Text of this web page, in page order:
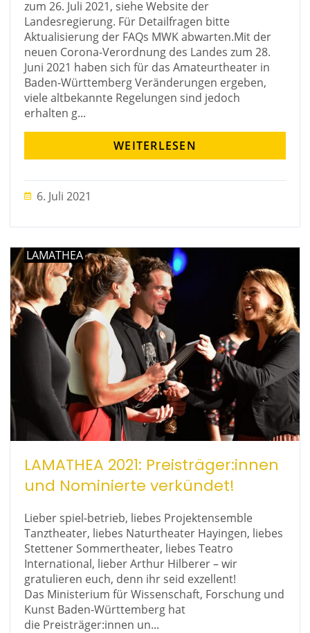
zum 26. Juli 2021, siehe Website der
Landesregierung. Für Detailfragen bitte
Aktualisierung der FAQs MWK abwarten.Mit der
neuen Corona-Verordnung des Landes zum 28.
Juni 2021 haben sich für das Amateurtheater in
Baden-Württemberg Veränderungen ergeben,
viele altbekannte Regelungen sind jedoch
erhalten g...
WEITERLESEN
6. Juli 2021
LAMATHEA
LAMATHEA 2021: Preisträger:innen
und Nominierte verkündet!
Lieber spiel-betrieb, liebes Projektensemble
Tanztheater, liebes Naturtheater Hayingen, liebes
Stettener Sommertheater, liebes Teatro
International, lieber Arthur Hilberer – wir
gratulieren euch, denn ihr seid exzellent!
Das Ministerium für Wissenschaft, Forschung und
Kunst Baden-Württemberg hat
die Preisträger:innen un...